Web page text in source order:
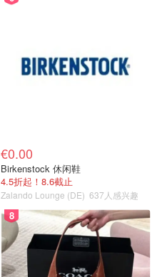
€0.00
Birkenstock 休闲鞋
4.5折起！8.6截止
Zalando Lounge (DE) 637人感兴趣
8